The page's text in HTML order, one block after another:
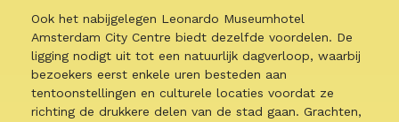
Ook het nabijgelegen Leonardo Museumhotel
Amsterdam City Centre biedt dezelfde voordelen. De
ligging nodigt uit tot een natuurlijk dagverloop, waarbij
bezoekers eerst enkele uren besteden aan
tentoonstellingen en culturele locaties voordat ze
richting de drukkere delen van de stad gaan. Grachten,